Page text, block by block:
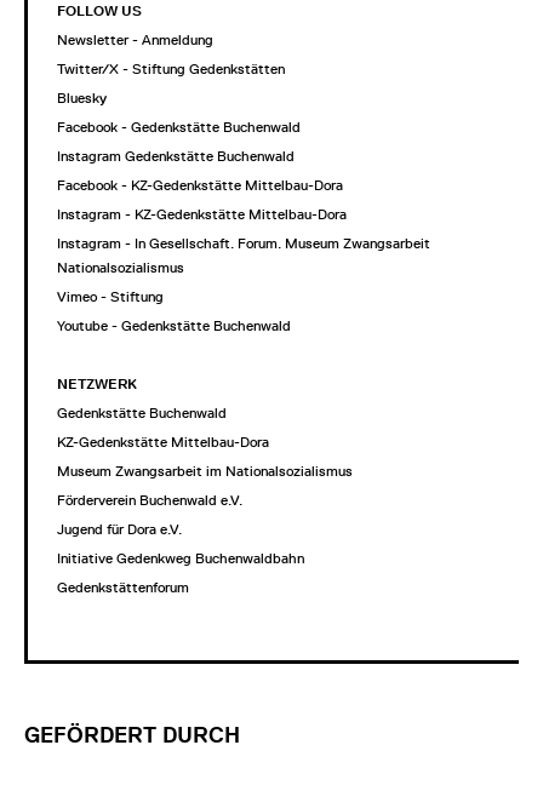
FOLLOW US
Newsletter - Anmeldung
Twitter/X - Stiftung Gedenkstätten
Bluesky
Facebook - Gedenkstätte Buchenwald
Instagram Gedenkstätte Buchenwald
Facebook - KZ-Gedenkstätte Mittelbau-Dora
Instagram - KZ-Gedenkstätte Mittelbau-Dora
Instagram - In Gesellschaft. Forum. Museum Zwangsarbeit im
Nationalsozialismus
Vimeo - Stiftung
Youtube - Gedenkstätte Buchenwald
NETZWERK
Gedenkstätte Buchenwald
KZ-Gedenkstätte Mittelbau-Dora
Museum Zwangsarbeit im Nationalsozialismus
Förderverein Buchenwald e.V.
Jugend für Dora e.V.
Initiative Gedenkweg Buchenwaldbahn
Gedenkstättenforum
GEFÖRDERT DURCH